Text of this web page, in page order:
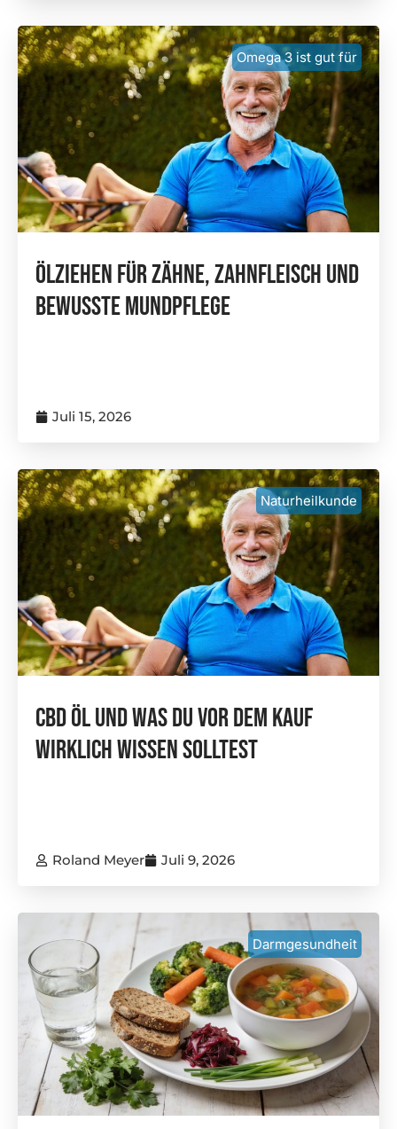
Omega 3 ist gut für
Ölziehen Für Zähne, Zahnfleisch Und
Bewusste Mundpflege
Juli 15, 2026
Naturheilkunde
CBD Öl Und Was Du Vor Dem Kauf
Wirklich Wissen Solltest
Roland Meyer Juli 9, 2026
Darmgesundheit